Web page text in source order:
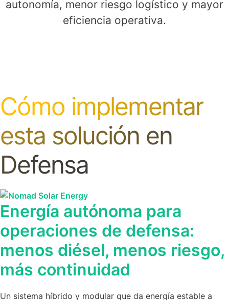
autonomía, menor riesgo logístico y mayor
eficiencia operativa.
Cómo implementar
esta solución en
Defensa
Energía autónoma para
operaciones de defensa:
menos diésel, menos riesgo,
más continuidad
Un sistema híbrido y modular que da energía estable a